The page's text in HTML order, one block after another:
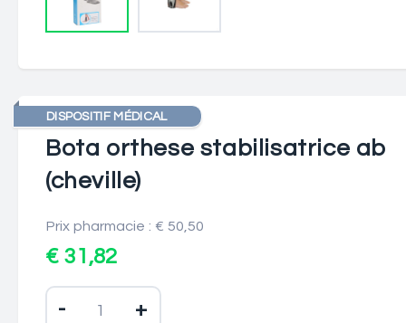
DISPOSITIF MÉDICAL
Bota orthese stabilisatrice ab
(cheville)
Prix pharmacie : € 50,50
€ 31,82
- +